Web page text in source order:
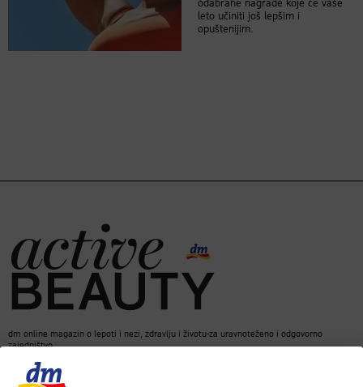
odabrane nagrade koje će vaše
leto učiniti još lepšim i
opuštenijim.
dm online magazin o lepoti i nezi, zdravlju i životu-za uravnoteženo i odgovorno
zajedništvo.